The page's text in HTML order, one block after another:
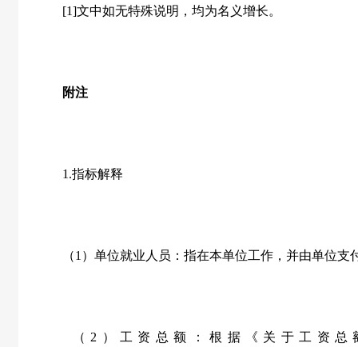
[1]文中如无特殊说明，均为名义增长。
附注
1.指标解释
（1 ）单位就业人员：指在本单位工作，并由单位支
（ 2 ）工资总额：根据《关于工资总